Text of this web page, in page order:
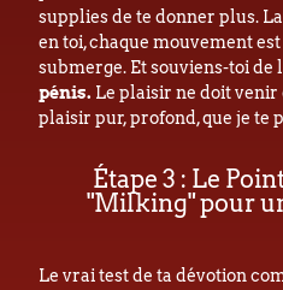
supplies de te donner plus.
en toi, chaque mouvement
submerge. Et souviens-toi de
pénis. Le plaisir ne doit venir
plaisir pur, profond, que je te
Étape 3 : Le
"Milking" pour
Le vrai test de ta dévotion